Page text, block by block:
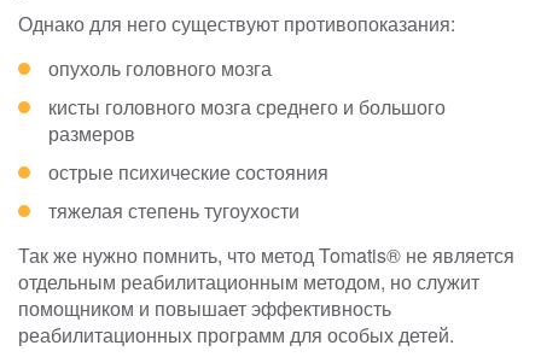
Однако для него существуют противопоказания:
опухоль головного мозга
кисты головного мозга среднего и большого
размеров
острые психические состояния
тяжелая степень тугоухости
Так же нужно помнить, что метод Tomatis® не является
отдельным реабилитационным методом, но служит
помощником и повышает эффективность
реабилитационных программ для особых детей.